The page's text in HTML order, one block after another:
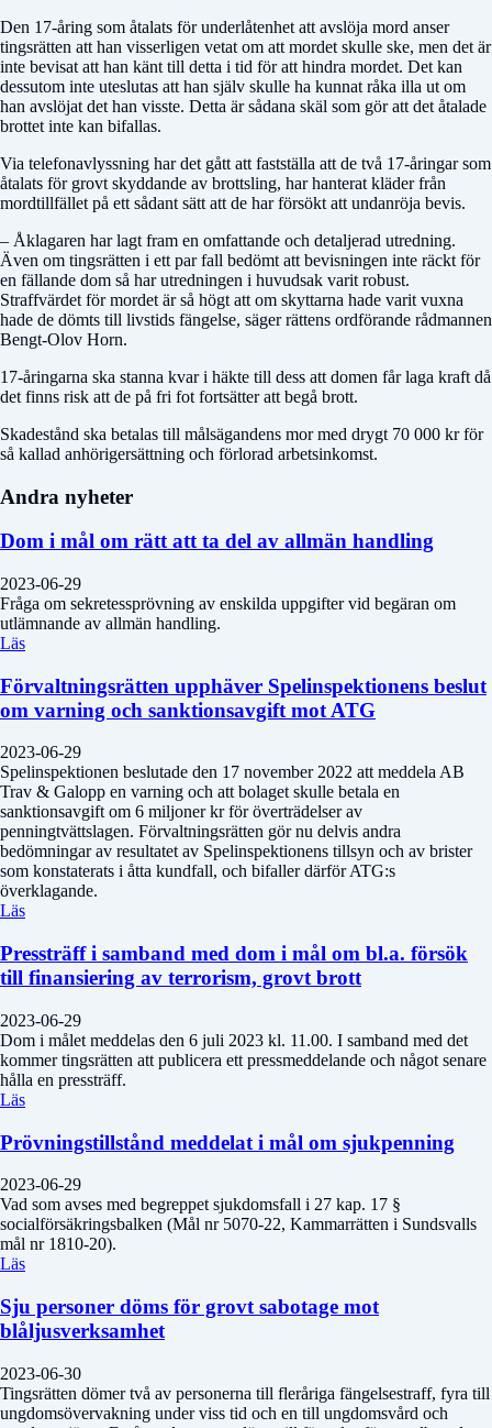
Den 17-åring som åtalats för underlåtenhet att avslöja mord anser
tingsrätten att han visserligen vetat om att mordet skulle ske, men det är
inte bevisat att han känt till detta i tid för att hindra mordet. Det kan
dessutom inte uteslutas att han själv skulle ha kunnat råka illa ut om
han avslöjat det han visste. Detta är sådana skäl som gör att det åtalade
brottet inte kan bifallas.
Via telefonavlyssning har det gått att fastställa att de två 17-åringar som
åtalats för grovt skyddande av brottsling, har hanterat kläder från
mordtillfället på ett sådant sätt att de har försökt att undanröja bevis.
– Åklagaren har lagt fram en omfattande och detaljerad utredning.
Även om tingsrätten i ett par fall bedömt att bevisningen inte räckt för
en fällande dom så har utredningen i huvudsak varit robust.
Straffvärdet för mordet är så högt att om skyttarna hade varit vuxna
hade de dömts till livstids fängelse, säger rättens ordförande rådmannen
Bengt-Olov Horn.
17-åringarna ska stanna kvar i häkte till dess att domen får laga kraft då
det finns risk att de på fri fot fortsätter att begå brott.
Skadestånd ska betalas till målsägandens mor med drygt 70 000 kr för
så kallad anhörigersättning och förlorad arbetsinkomst.
Andra nyheter
Dom i mål om rätt att ta del av allmän handling
2023-06-29
Fråga om sekretessprövning av enskilda uppgifter vid begäran om
utlämnande av allmän handling.
Läs
Förvaltningsrätten upphäver Spelinspektionens beslut
om varning och sanktionsavgift mot ATG
2023-06-29
Spelinspektionen beslutade den 17 november 2022 att meddela AB
Trav & Galopp en varning och att bolaget skulle betala en
sanktionsavgift om 6 miljoner kr för överträdelser av
penningtvättslagen. Förvaltningsrätten gör nu delvis andra
bedömningar av resultatet av Spelinspektionens tillsyn och av brister
som konstaterats i åtta kundfall, och bifaller därför ATG:s
överklagande.
Läs
Pressträff i samband med dom i mål om bl.a. försök
till finansiering av terrorism, grovt brott
2023-06-29
Dom i målet meddelas den 6 juli 2023 kl. 11.00. I samband med det
kommer tingsrätten att publicera ett pressmeddelande och något senare
hålla en pressträff.
Läs
Prövningstillstånd meddelat i mål om sjukpenning
2023-06-29
Vad som avses med begreppet sjukdomsfall i 27 kap. 17 §
socialförsäkringsbalken (Mål nr 5070-22, Kammarrätten i Sundsvalls
mål nr 1810-20).
Läs
Sju personer döms för grovt sabotage mot
blåljusverksamhet
2023-06-30
Tingsrätten dömer två av personerna till fleråriga fängelsestraff, fyra till
ungdomsövervakning under viss tid och en till ungdomsvård och